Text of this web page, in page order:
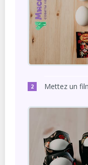
Mettez un